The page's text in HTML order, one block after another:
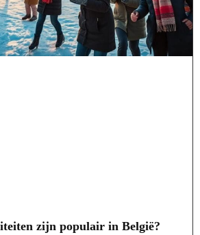
zijn populair in België?